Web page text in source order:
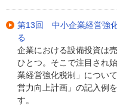
第13回 中小企業経営強
る
企業における設備投資は
ひとつ。そこで注目され
業経営強化税制」につい
営力向上計画」の記入例
す。